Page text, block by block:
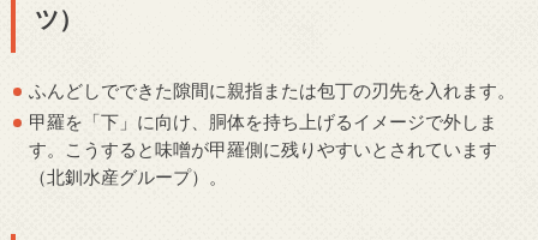
ツ）
ふんどしでできた隙間に親指または包丁の刃先を入れます。
甲羅を「下」に向け、胴体を持ち上げるイメージで外しま
す。こうすると味噌が甲羅側に残りやすいとされています
（北釧水産グループ）。